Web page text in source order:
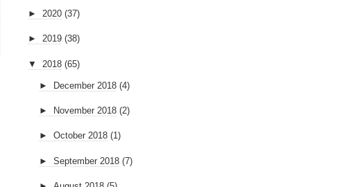
► 2020 (37)
► 2019 (38)
▼ 2018 (65)
► December 2018 (4)
► November 2018 (2)
► October 2018 (1)
► September 2018 (7)